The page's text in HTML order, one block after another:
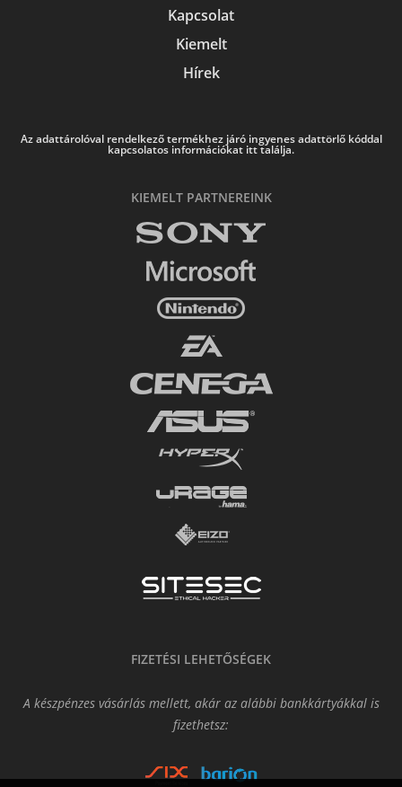
Kapcsolat
Kiemelt
Hírek
Az adattárolóval rendelkező termékhez járó ingyenes adattörlő kóddal
kapcsolatos információkat itt találja.
KIEMELT PARTNEREINK
FIZETÉSI LEHETŐSÉGEK
A készpénzes vásárlás mellett, akár az alábbi bankkártyákkal is
fizethetsz: